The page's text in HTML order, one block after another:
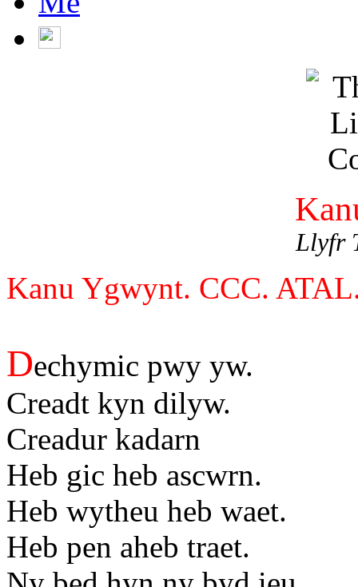
Llyfr
Kanu Ygwynt. CCC.
Dechymic pwy yw.
Creadt kyn dilyw.
Creadur kadarn
Heb gic heb ascwrn.
Heb wytheu heb waet.
Heb pen aheb traet.